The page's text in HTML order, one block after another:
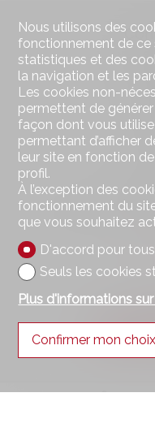
benoît
Tél.
Mob.
Ne laissez aucun
®
Nous utilisons des
fonctionnement de ce
statistiques et des
la navigation et les
Les cookies non-
permettent de
façon dont vous
permettant d’afficher
leur site en fonction
profil.
À l’exception des
fonctionnement du
que vous souhaitez
D'accord pour
Seuls les cookies
Plus d'informations
Confirmer mon choix